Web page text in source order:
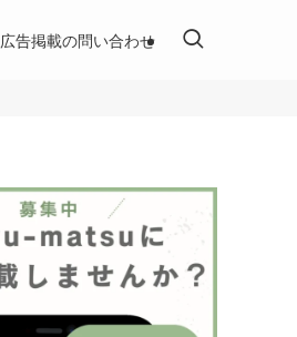
広告掲載の問い合わせ